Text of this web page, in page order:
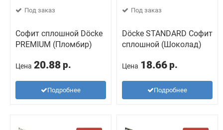
Под заказ
Софит сплошной Döcke
PREMIUM (Пломбир)
Цена 20.88 р.
Подробнее
Под заказ
Döcke STANDARD Софит
сплошной (Шоколад)
Цена 18.66 р.
Подробнее